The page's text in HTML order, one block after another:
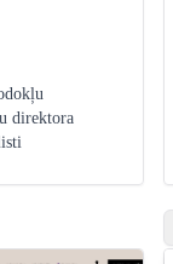
direktora